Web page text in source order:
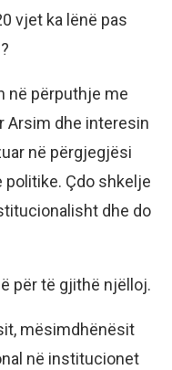
vjet ka lënë pas
në përputhje me
Arsim dhe interesin
në përgjegjësi
Çdo shkelje
dhe do
për të gjithë njëlloj.
mësimdhënësit
në institucionet